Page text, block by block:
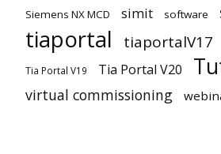
Siemens NX MCD simit software
tiaportal tiaportalV17
Tia Portal V19 Tia Portal V20
virtual commissioning